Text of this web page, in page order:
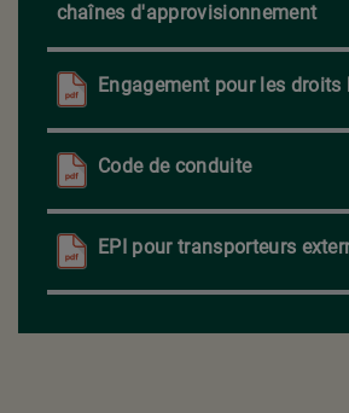
chaînes d'approvisionnement
Engagement pour les droits
Code de conduite
EPI pour transporteurs